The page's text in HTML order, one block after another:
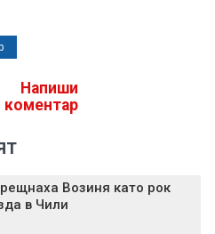
Напиши
коментар
Возиня като рок
в Чили